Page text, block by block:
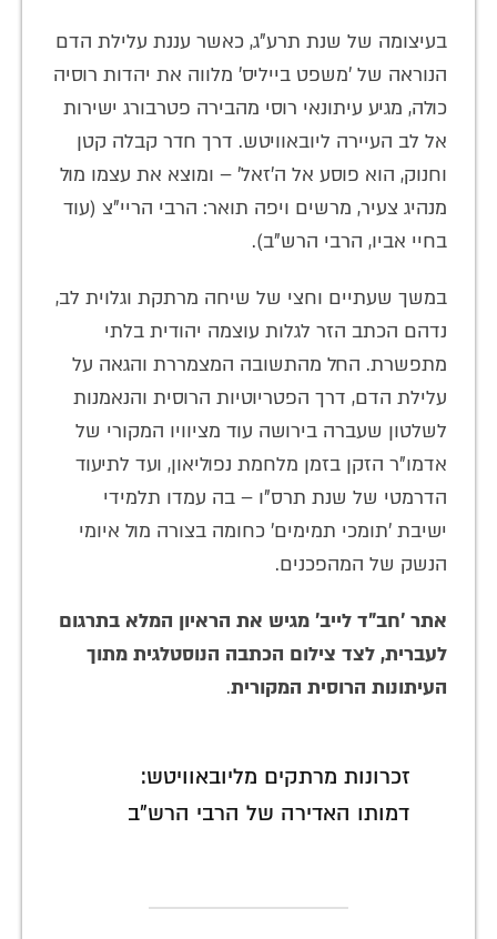
בעיצומה של שנת תרע"ג, כאשר עננת עלילת הדם
הנוראה של 'משפט בייליס' מלווה את יהדות רוסיה
כולה, מגיע עיתונאי רוסי מהבירה פטרבורג ישירות
אל לב העיירה ליובאוויטש. דרך חדר קבלה קטן
וחנוק, הוא פוסע אל ה'זאל' – ומוצא את עצמו מול
מנהיג צעיר, מרשים ויפה תואר: הרבי הריי"צ (עוד
בחיי אביו, הרבי הרש"ב).
במשך שעתיים וחצי של שיחה מרתקת וגלוית לב,
נדהם הכתב הזר לגלות עוצמה יהודית בלתי
מתפשרת. החל מהתשובה המצמררת והגאה על
עלילת הדם, דרך הפטריוטיות הרוסית והנאמנות
לשלטון שעברה בירושה עוד מציוויו המקורי של
אדמו"ר הזקן בזמן מלחמת נפוליאון, ועד לתיעוד
הדרמטי של שנת תרס"ו – בה עמדו תלמידי
ישיבת 'תומכי תמימים' כחומה בצורה מול איומי
הנשק של המהפכנים.
אתר 'חב"ד לייב' מגיש את הראיון המלא בתרגום
לעברית, לצד צילום הכתבה הנוסטלגית מתוך
העיתונות הרוסית המקורית.
זכרונות מרתקים מליובאוויטש:
דמותו האדירה של הרבי הרש"ב